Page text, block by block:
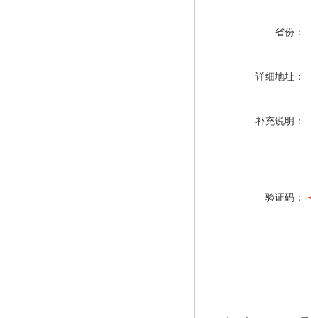
省份：
详细地址：
补充说明：
验证码：